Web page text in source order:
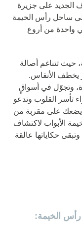
الجديد على جزيرة
على ساحل رأس الخيمة
واحدة من أروع
حيث تتناغم أصالة
يخطف الأنفاس.
وتجوّل في أسواقٍ
تأسر القلوب وتدعو
يضعك على مقربة من
الأبواب لاكتشاف
حكاياتها عالقة
رأس الخيمة: